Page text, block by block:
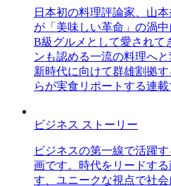
日本初の料理評論家、山
が「美味しい革命」の渦
B級グルメとして愛されて
ンも認める一流の料理へ
新時代に向けて群雄割拠
らが実食リポートする連載
ビジネス ストーリー
ビジネスの第一線で活躍
画です。時代をリードす
す、ユニークな視点で社